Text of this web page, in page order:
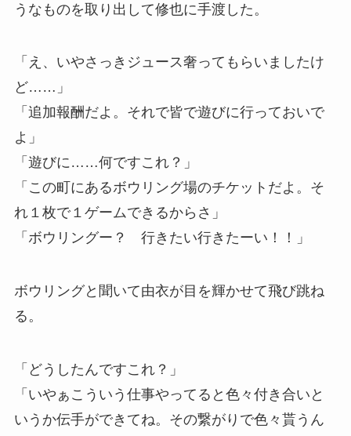
うなものを取り出して修也に手渡した。
「え、いやさっきジュース奢ってもらいましたけ
ど……」
「追加報酬だよ。それで皆で遊びに行っておいで
よ」
「遊びに……何ですこれ？」
「この町にあるボウリング場のチケットだよ。そ
れ１枚で１ゲームできるからさ」
「ボウリングー？ 行きたい行きたーい！！」
ボウリングと聞いて由衣が目を輝かせて飛び跳ね
る。
「どうしたんですこれ？」
「いやぁこういう仕事やってると色々付き合いと
いうか伝手ができてね。その繋がりで色々貰うん